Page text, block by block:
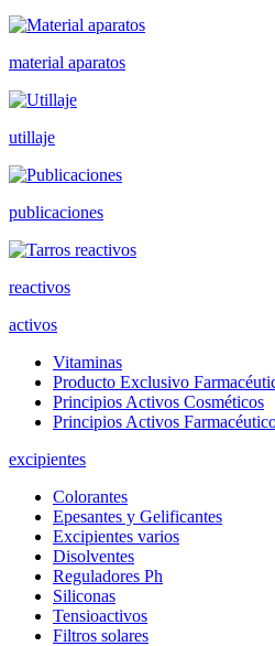
material aparatos
utillaje
publicaciones
reactivos
activos
Vitaminas
Producto Exclusivo
Principios Activos Cosméticos
Principios Activos
excipientes
Colorantes
Epesantes y Gelificantes
Excipientes varios
Disolventes
Reguladores Ph
Siliconas
Tensioactivos
Filtros solares